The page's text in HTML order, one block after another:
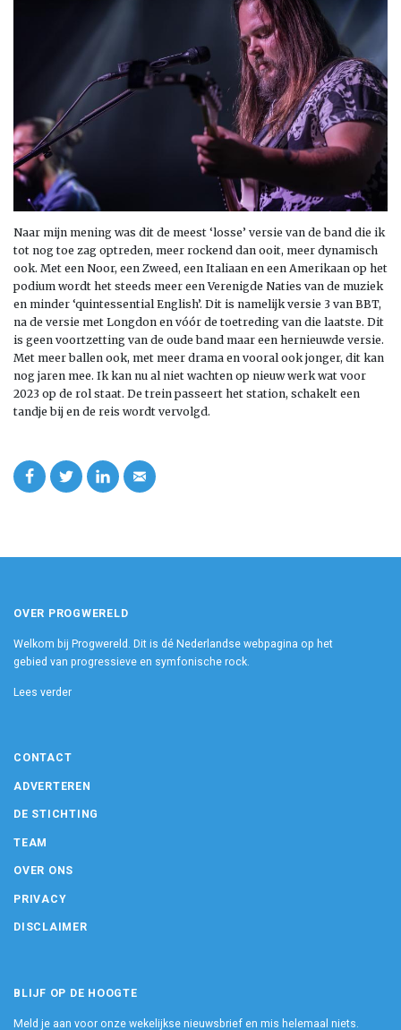
Naar mijn mening was dit de meest ‘losse’ versie van de band die ik
tot nog toe zag optreden, meer rockend dan ooit, meer dynamisch
ook. Met een Noor, een Zweed, een Italiaan en een Amerikaan op het
podium wordt het steeds meer een Verenigde Naties van de muziek
en minder ‘quintessential English’. Dit is namelijk versie 3 van BBT,
na de versie met Longdon en vóór de toetreding van die laatste. Dit
is geen voortzetting van de oude band maar een hernieuwde versie.
Met meer ballen ook, met meer drama en vooral ook jonger, dit kan
nog jaren mee. Ik kan nu al niet wachten op nieuw werk wat voor
2023 op de rol staat. De trein passeert het station, schakelt een
tandje bij en de reis wordt vervolgd.
OVER PROGWERELD
Welkom bij Progwereld. Dit is dé Nederlandse webpagina op het
gebied van progressieve en symfonische rock.
Lees verder
CONTACT
ADVERTEREN
DE STICHTING
TEAM
OVER ONS
PRIVACY
DISCLAIMER
BLIJF OP DE HOOGTE
Meld je aan voor onze wekelijkse nieuwsbrief en mis helemaal niets.